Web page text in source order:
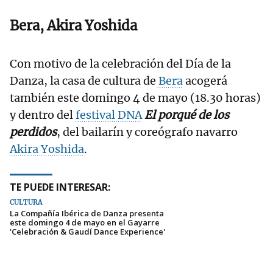
Bera, Akira Yoshida
Con motivo de la celebración del Día de la
Danza, la casa de cultura de Beraacogerá
también este domingo 4 de mayo (18.30 horas)
y dentro delfestival DNAEl porqué de los
perdidos, del bailarín y coreógrafo navarro
Akira Yoshida.
TE PUEDE INTERESAR:
CULTURA
La Compañía Ibérica de Danza presenta
este domingo 4 de mayo en el Gayarre
'Celebración & Gaudí Dance Experience'